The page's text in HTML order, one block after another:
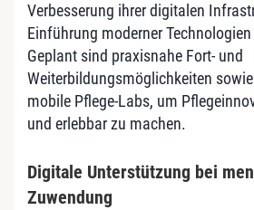
Verbesserung ihrer digitalen
Einführung moderner
Geplant sind praxisnahe Fort- und
Weiterbildungsmöglichkeiten
mobile Pflege-Labs, um
und erlebbar zu machen.
Digitale Unterstützung bei
Zuwendung